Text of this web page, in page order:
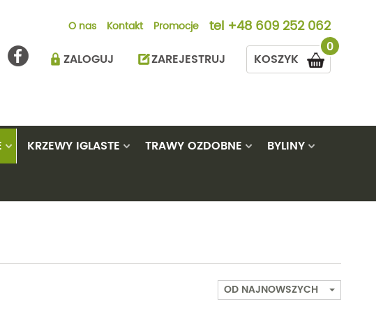
O nas Kontakt Promocje tel +48 609 252 062
0
KOSZYK
ZALOGUJ ZAREJESTRUJ
Miliny
KRZEWY IGLASTE
Jodły
Thuje
Pozostałe
TRAWY OZDOBNE
Proso
Turzyce
Pozostałe
BYLINY
Brunery
Czosnki ozdobne
OD NAJNOWSZYCH